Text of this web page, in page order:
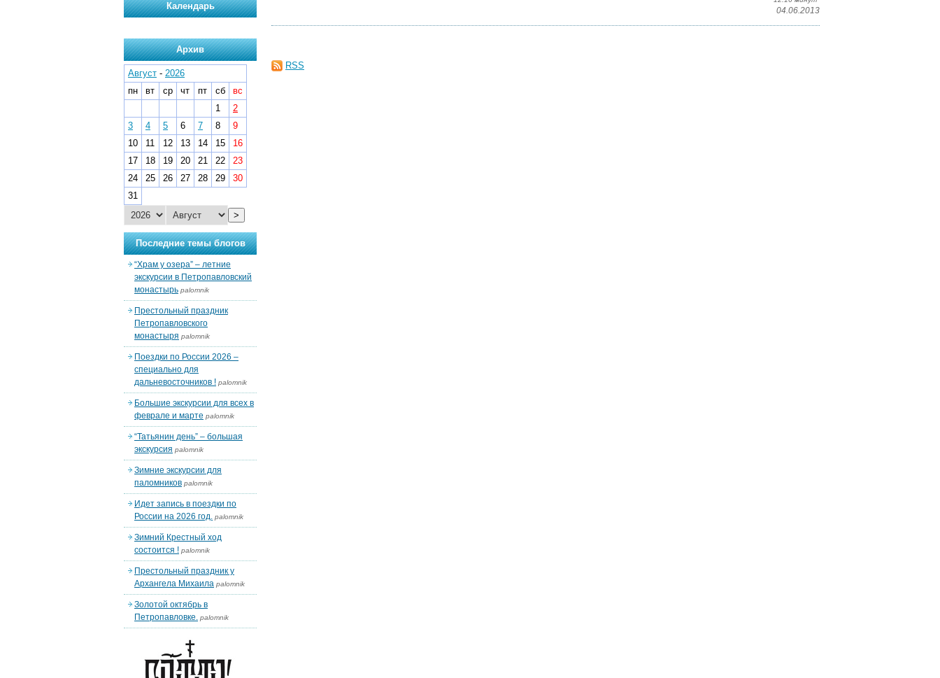
04.06.2013
RSS
Календарь
Архив
Август - 2026
пн
вт ср чт пт сб
вс
1
2
3
4 5 6 7 8
9
10
11 12 13 14 15
16
17
18 19 20 21 22
23
24
25 26 27 28 29
30
31
>
Последние темы блогов
“Храм у озера” – летние
экскурсии в Петропавловский
монастырь palomnik
Престольный праздник
Петропавловского
монастыря palomnik
Поездки по России 2026 –
специально для
дальневосточников ! palomnik
Большие экскурсии для всех в
феврале и марте palomnik
“Татьянин день” – большая
экскурсия palomnik
Зимние экскурсии для
паломников palomnik
Идет запись в поездки по
России на 2026 год. palomnik
Зимний Крестный ход
состоится ! palomnik
Престольный праздник у
Архангела Михаила palomnik
Золотой октябрь в
Петропавловке. palomnik